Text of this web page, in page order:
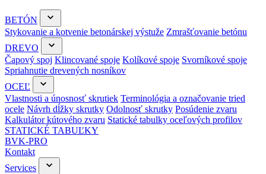
BETÓN
Stykovanie a kotvenie betonárskej výstuže Zmrašťovanie betónu
DREVO
Čapový spoj Klincované spoje Kolíkové spoje Svorníkové spoje
Spriahnutie drevených nosníkov
OCEĽ
Vlastnosti a únosnosť skrutiek Terminológia a označovanie tried
ocele Návrh dĺžky skrutky Odolnosť skrutky Posúdenie zvaru
Kalkulátor kútového zvaru Statické tabulky oceľových profilov
STATICKÉ TABUĽKY
BVK-PRO
Kontakt
Services